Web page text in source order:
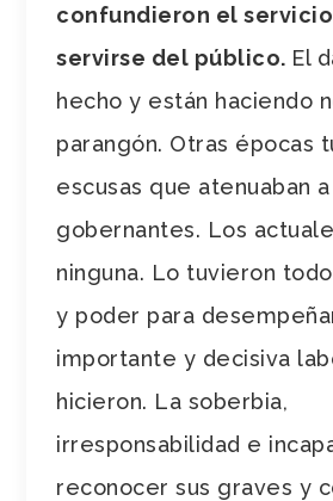
confundieron el
servirse del público. El
hecho y están haciendo
parangón. Otras épocas
escusas que atenuaban
gobernantes. Los
ninguna. Lo tuvieron
y poder para
importante y decisiva
hicieron. La soberbia,
irresponsabilidad e
reconocer sus graves y